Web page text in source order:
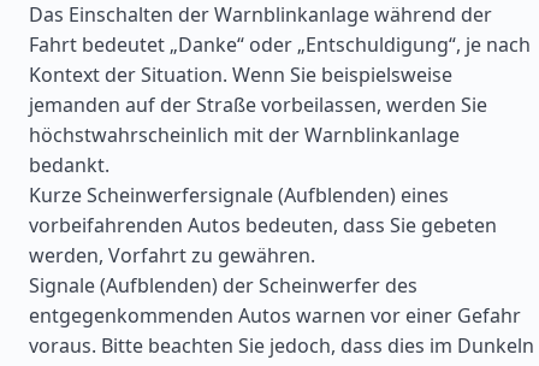
Das Einschalten der Warnblinkanlage während der
Fahrt bedeutet „Danke“ oder „Entschuldigung“, je nach
Kontext der Situation. Wenn Sie beispielsweise
jemanden auf der Straße vorbeilassen, werden Sie
höchstwahrscheinlich mit der Warnblinkanlage
bedankt.
Kurze Scheinwerfersignale (Aufblenden) eines
vorbeifahrenden Autos bedeuten, dass Sie gebeten
werden, Vorfahrt zu gewähren.
Signale (Aufblenden) der Scheinwerfer des
entgegenkommenden Autos warnen vor einer Gefahr
voraus. Bitte beachten Sie jedoch, dass dies im Dunkeln